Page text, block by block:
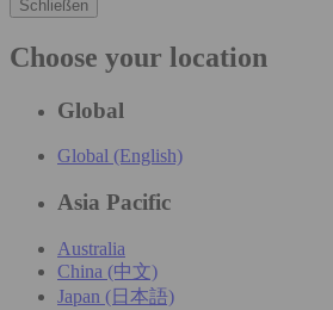
Schließen
Choose your location
Global
Global (English)
Asia Pacific
Australia
China (中文)
Japan (日本語)